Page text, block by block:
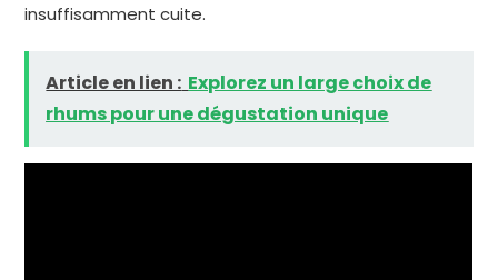
insuffisamment cuite.
Article en lien : Explorez un large choix de
rhums pour une dégustation unique